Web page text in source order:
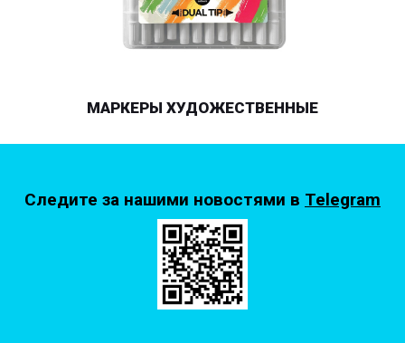
МАРКЕРЫ ХУДОЖЕСТВЕННЫЕ
Следите за нашими новостями в Telegram